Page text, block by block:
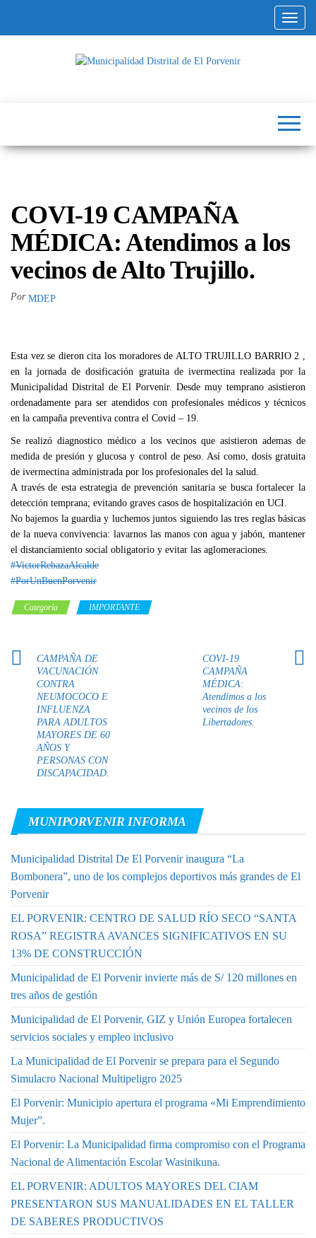
COVI-19 CAMPAÑA
MÉDICA: Atendimos a los
vecinos de Alto Trujillo.
Por MDEP
Esta vez se dieron cita los moradores de ALTO TRUJILLO BARRIO 2 ,
en la jornada de dosificación gratuita de ivermectina realizada por la
Municipalidad Distrital de El Porvenir. Desde muy temprano asistieron
ordenadamente para ser atendidos con profesionales médicos y técnicos
en la campaña preventiva contra el Covid – 19.
Se realizó diagnostico médico a los vecinos que asistieron ademas de
medida de presión y glucosa y control de peso. Así como, dosis gratuita
de ivermectina administrada por los profesionales del la salud.
A través de esta estrategia de prevención sanitaria se busca fortalecer la
detección temprana; evitando graves casos de hospitalización en UCI.
No bajemos la guardia y luchemos juntos siguiendo las tres reglas básicas
de la nueva convivencia: lavarnos las manos con agua y jabón, mantener
el distanciamiento social obligatorio y evitar las aglomeraciones.
#VictorRebazaAlcalde
#PorUnBuenPorvenir
Categoría IMPORTANTE
CAMPAÑA DE
VACUNACIÓN
CONTRA
NEUMOCOCO E
INFLUENZA
PARA ADULTOS
MAYORES DE 60
AÑOS Y
PERSONAS CON
DISCAPACIDAD.
COVI-19
CAMPAÑA
MÉDICA:
Atendimos a los
vecinos de los
Libertadores.
MUNIPORVENIR INFORMA
Municipalidad Distrital De El Porvenir inaugura “La
Bombonera”, uno de los complejos deportivos más grandes de El
Porvenir
EL PORVENIR: CENTRO DE SALUD RÍO SECO “SANTA
ROSA” REGISTRA AVANCES SIGNIFICATIVOS EN SU
13% DE CONSTRUCCIÓN
Municipalidad de El Porvenir invierte más de S/ 120 millones en
tres años de gestión
Municipalidad de El Porvenir, GIZ y Unión Europea fortalecen
servicios sociales y empleo inclusivo
La Municipalidad de El Porvenir se prepara para el Segundo
Simulacro Nacional Multipeligro 2025
El Porvenir: Municipio apertura el programa «Mi Emprendimiento
Mujer”.
El Porvenir: La Municipalidad firma compromiso con el Programa
Nacional de Alimentación Escolar Wasinikuna.
EL PORVENIR: ADULTOS MAYORES DEL CIAM
PRESENTARON SUS MANUALIDADES EN EL TALLER
DE SABERES PRODUCTIVOS